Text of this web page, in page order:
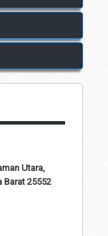
Utara,
Barat 25552